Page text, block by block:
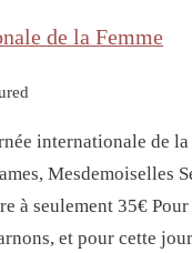
de la Femme
internationale de
Mesdemoiselles
à seulement 35€
et pour cette